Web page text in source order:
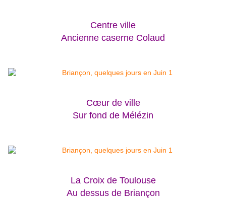
Centre ville
Ancienne caserne Colaud
Cœur de ville
Sur fond de Mélézin
La Croix de Toulouse
Au dessus de Briançon